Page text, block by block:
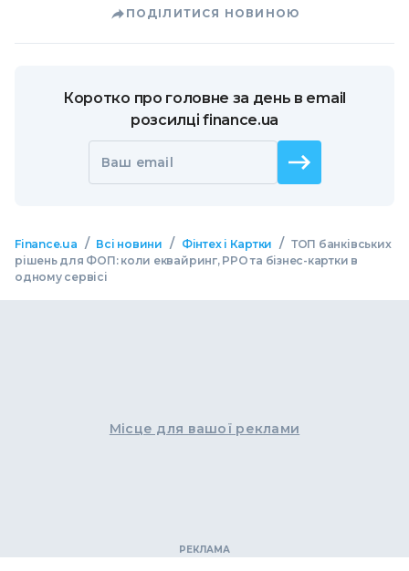
ПОДІЛИТИСЯ НОВИНОЮ
Коротко про головне за день в email
розсилці finance.ua
Ваш email
Finance.ua / Всі новини / Фінтех і Картки / ТОП банківських
рішень для ФОП: коли еквайринг, РРО та бізнес-картки в
одному сервісі
Місце для вашої реклами